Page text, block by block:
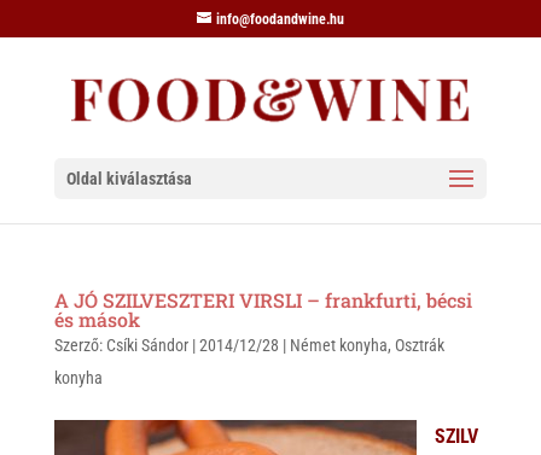
info@foodandwine.hu
Oldal kiválasztása
A JÓ SZILVESZTERI VIRSLI – frankfurti, bécsi
és mások
Szerző: Csíki Sándor|2014/12/28 | Német konyha, Osztrák
konyha
SZILV